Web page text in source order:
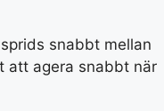
snabbt mellan
att agera snabbt när